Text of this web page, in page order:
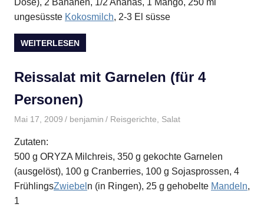
Dose), 2 Bananen, 1/2 Ananas, 1 Mango, 250 ml
ungesüsste Kokosmilch, 2-3 El süsse
WEITERLESEN
Reissalat mit Garnelen (für 4
Personen)
Mai 17, 2009 benjamin Reisgerichte, Salat
Zutaten:
500 g ORYZA Milchreis, 350 g gekochte Garnelen
(ausgelöst), 100 g Cranberries, 100 g Sojasprossen, 4
FrühlingsZwiebel n (in Ringen), 25 g gehobelte Mandeln,
1